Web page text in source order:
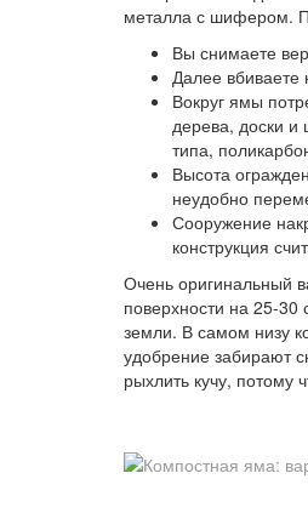
металла с шифером.
Вы снимаете
Далее
Вокруг ямы
дерева, доски и
типа,
Высота
неудобно
Сооружение
конструкция
Очень оригинальный
поверхности на 25-30
земли. В самом низу
удобрение забирают
рыхлить кучу, потому